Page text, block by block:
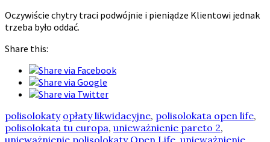
Oczywiście chytry traci podwójnie i pieniądze Klientowi jednak
trzeba było oddać.
Share this:
polisolokaty opłaty likwidacyjne, polisolokata open life,
polisolokata tu europa, unieważnienie pareto 2,
unieważnienie polisolokaty Open Life, unieważnienie